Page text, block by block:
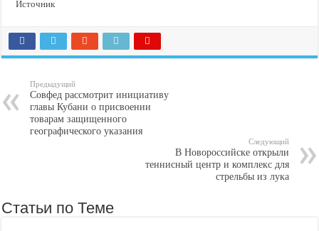
Источник
Предыдущий
Совфед рассмотрит инициативу
главы Кубани о присвоении
товарам защищенного
географического указания
Следующий
В Новороссийске открыли
теннисный центр и комплекс для
стрельбы из лука
Статьи по Теме